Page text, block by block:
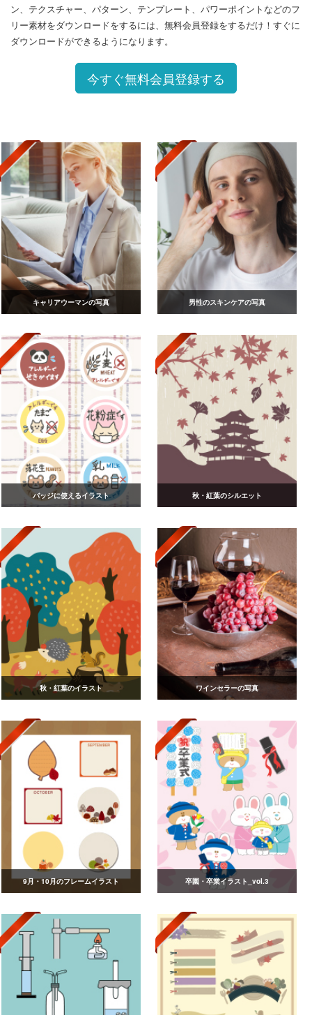
ン、テクスチャー、パターン、テンプレート、パワーポイントなどのフ
リー素材をダウンロードをするには、無料会員登録をするだけ！すぐに
ダウンロードができるようになります。
今すぐ無料会員登録する
キャリアウーマンの写真 男性のスキンケアの写真
バッジに使えるイラスト 秋・紅葉のシルエット
秋・紅葉のイラスト ワインセラーの写真
9月・10月のフレームイラスト 卒園・卒業イラスト_vol.3